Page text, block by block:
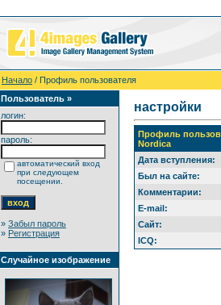
Начало / Профиль пользователя
Пользователь »
логин:
пароль:
автоматический вход
при следующем
посещении.
» Забыл пароль
» Регистрация
Случайное изображение
настройки
Профиль
Nordica
Дата вступления:
Был на сайте:
Комментарии:
E-mail:
Сайт:
ICQ: